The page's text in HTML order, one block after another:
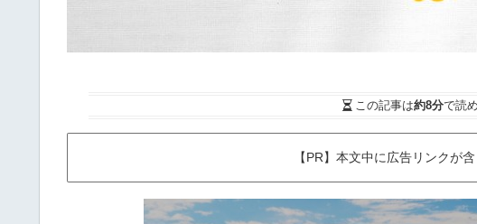
この記事は約8分で読
【PR】本文中に広告リンクが含